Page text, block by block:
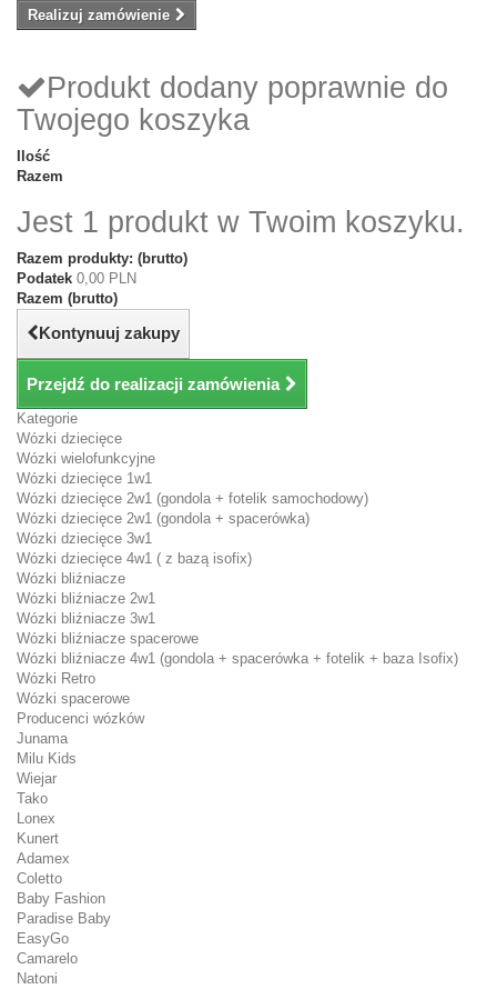
Realizuj zamówienie
Produkt dodany poprawnie do
Twojego koszyka
Ilość
Razem
Jest 1 produkt w Twoim koszyku.
Razem produkty: (brutto)
Podatek 0,00 PLN
Razem (brutto)
Kontynuuj zakupy
Przejdź do realizacji zamówienia
Kategorie
Wózki dziecięce
Wózki wielofunkcyjne
Wózki dziecięce 1w1
Wózki dziecięce 2w1 (gondola + fotelik samochodowy)
Wózki dziecięce 2w1 (gondola + spacerówka)
Wózki dziecięce 3w1
Wózki dziecięce 4w1 ( z bazą isofix)
Wózki bliźniacze
Wózki bliźniacze 2w1
Wózki bliźniacze 3w1
Wózki bliźniacze spacerowe
Wózki bliźniacze 4w1 (gondola + spacerówka + fotelik + baza Isofix)
Wózki Retro
Wózki spacerowe
Producenci wózków
Junama
Milu Kids
Wiejar
Tako
Lonex
Kunert
Adamex
Coletto
Baby Fashion
Paradise Baby
EasyGo
Camarelo
Natoni